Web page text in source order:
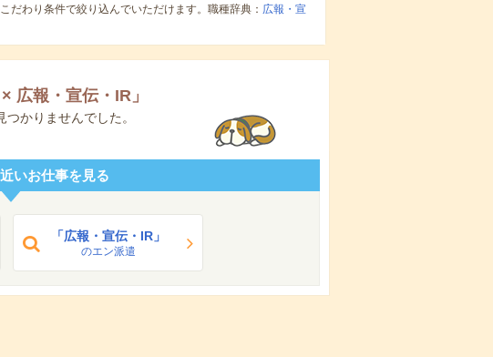
だわり条件で絞り込んでいただけます。職種辞典： 広報・宣
× 広報・宣伝・IR 」
かりませんでした。
いお仕事を見る
「広報・宣伝・IR」
のエン派遣